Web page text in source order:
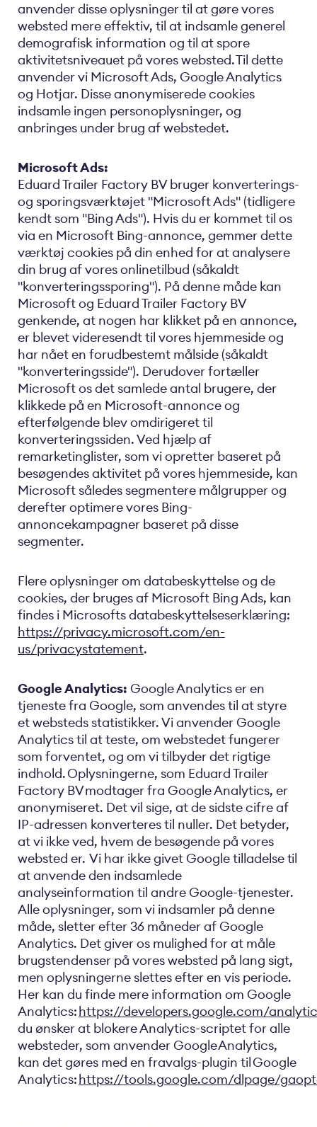
anvender disse oplysninger til at gøre vores
websted mere effektiv, til at indsamle generel
demografisk information og til at spore
aktivitetsniveauet på vores websted. Til dette
anvender vi Microsoft Ads, Google Analytics
og Hotjar. Disse anonymiserede cookies
indsamle ingen personoplysninger, og
anbringes under brug af webstedet.
Microsoft Ads:
Eduard Trailer Factory BV bruger konverterings-
og sporingsværktøjet "Microsoft Ads" (tidligere
kendt som "Bing Ads"). Hvis du er kommet til os
via en Microsoft Bing-annonce, gemmer dette
værktøj cookies på din enhed for at analysere
din brug af vores onlinetilbud (såkaldt
"konverteringssporing"). På denne måde kan
Microsoft og Eduard Trailer Factory BV
genkende, at nogen har klikket på en annonce,
er blevet videresendt til vores hjemmeside og
har nået en forudbestemt målside (såkaldt
"konverteringsside"). Derudover fortæller
Microsoft os det samlede antal brugere, der
klikkede på en Microsoft-annonce og
efterfølgende blev omdirigeret til
konverteringssiden. Ved hjælp af
remarketinglister, som vi opretter baseret på
besøgendes aktivitet på vores hjemmeside, kan
Microsoft således segmentere målgrupper og
derefter optimere vores Bing-
annoncekampagner baseret på disse
segmenter.
Flere oplysninger om databeskyttelse og de
cookies, der bruges af Microsoft Bing Ads, kan
findes i Microsofts databeskyttelseserklæring:
https://privacy.microsoft.com/en-
us/privacystatement.
Google Analytics: Google Analytics er en
tjeneste fra Google, som anvendes til at styre
et websteds statistikker. Vi anvender Google
Analytics til at teste, om webstedet fungerer
som forventet, og om vi tilbyder det rigtige
indhold. Oplysningerne, som Eduard Trailer
Factory BV modtager fra Google Analytics, er
anonymiseret. Det vil sige, at de sidste cifre af
IP-adressen konverteres til nuller. Det betyder,
at vi ikke ved, hvem de besøgende på vores
websted er. Vi har ikke givet Google tilladelse til
at anvende den indsamlede
analyseinformation til andre Google-tjenester.
Alle oplysninger, som vi indsamler på denne
måde, sletter efter 36 måneder af Google
Analytics. Det giver os mulighed for at måle
brugstendenser på vores websted på lang sigt,
men oplysningerne slettes efter en vis periode.
Her kan du finde mere information om Google
Analytics:https://developers.google.com/
du ønsker at blokere Analytics-scriptet for alle
websteder, som anvender Google Analytics,
kan det gøres med en fravalgs-plugin til Google
Analytics:https://tools.google.com/dlpage/